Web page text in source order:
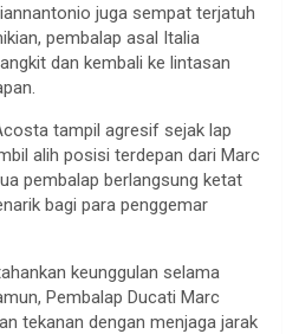
juga sempat terjatuh
pembalap asal Italia
dan kembali ke lintasan
tampil agresif sejak lap
alih posisi terdepan dari Marc
pembalap berlangsung ketat
bagi para penggemar
keunggulan selama
Pembalap Ducati Marc
tekanan dengan menjaga jarak